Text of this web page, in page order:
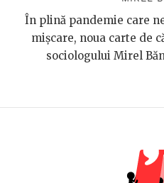
În plină pandemie care
mișcare, noua carte de
sociologului Mirel